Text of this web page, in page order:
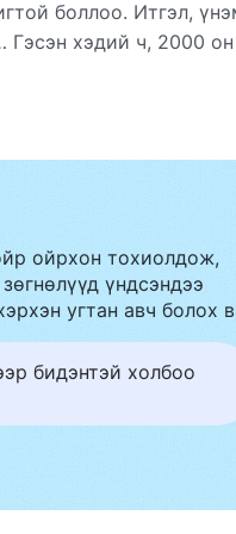
боллоо. Итгэл,
Гэсэн хэдий ч, 2000
чадсангүй. Төгс
гүнзгий хэлэлцэж,
ирсэн итгэлийн
будилснаа тодорхой
зөвшөөрч эхэллээ.
аюул дунд
ойрхон тохиолдож,
үндсэндээ
угтан авч болох
бидэнтэй холбоо